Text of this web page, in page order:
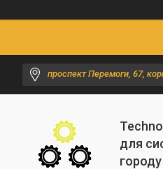
проспект Перемоги, 67,
для
городу